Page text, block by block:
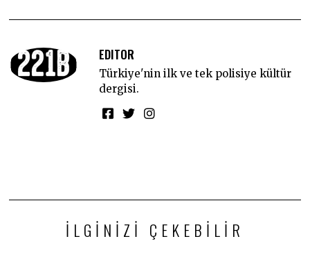
EDITOR
Türkiye'nin ilk ve tek polisiye kültür
dergisi.
İLGINIZI ÇEKEBILIR